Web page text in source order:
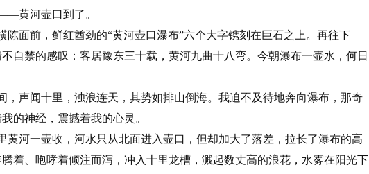
黄河壶口到了。
陈面前，鲜红酋劲的“黄河壶口瀑布”六个大字镌刻在巨石之上。再往下
自禁的感叹：客居豫东三十载，黄河九曲十八弯。今朝瀑布一壶水，何日
，声闻十里，浊浪连天，其势如排山倒海。我迫不及待地奔向瀑布，那奇
的神经，震撼着我的心灵。
黄河一壶收，河水只从北面进入壶口，但却加大了落差，拉长了瀑布的高
着、咆哮着倾注而泻，冲入十里龙槽，溅起数丈高的浪花，水雾在阳光下